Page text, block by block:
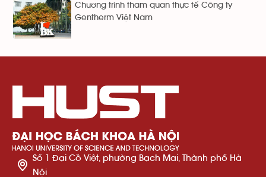
Chương trình tham quan thực tế Công ty
Gentherm Việt Nam
Số 1 Đại Cồ Việt, phường Bạch Mai, Thành phố Hà
Nội